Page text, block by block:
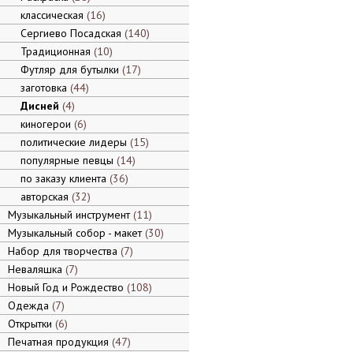
классическая 16
Сергиево Посадская 140
Традиционная 10
Футляр для бутылки 17
заготовка 44
Дисней 4
киногерои 6
политические лидеры 15
популярные певцы 14
по заказу клиента 36
авторская 32
Музыкальный инструмент 11
Музыкальный собор - макет 30
Набор для творчества 7
Неваляшка 7
Новый Год и Рождество 108
Одежда 7
Открытки 6
Печатная продукция 47